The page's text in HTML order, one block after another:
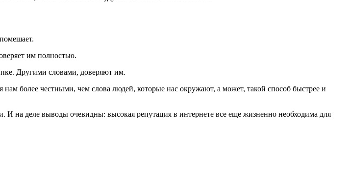
им полностью.
Другими словами, доверяют им.
более честными, чем слова людей, которые нас окружают, а может, такой способ быстрее и
на деле выводы очевидны: высокая репутация в интернете все еще жизненно необходима для